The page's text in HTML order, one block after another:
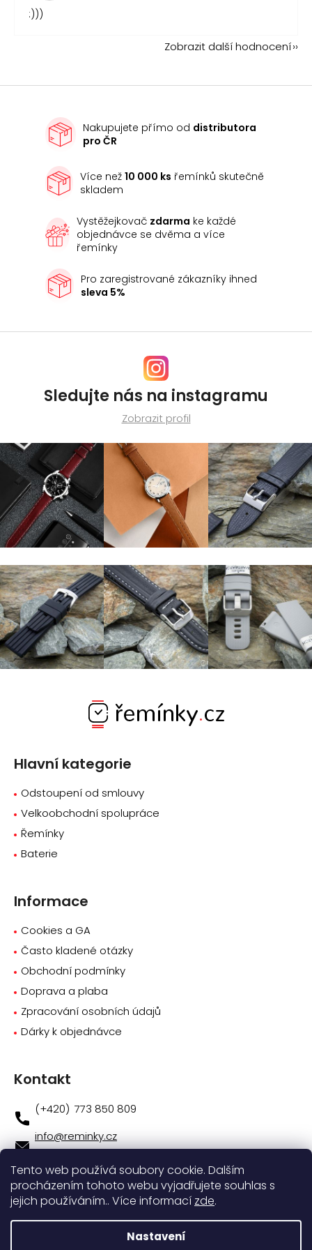
Tento web používá soubory cookie. Dalším
procházením tohoto webu vyjadřujete souhlas s
jejich používáním.. Více informací zde.
Nastavení
:)))
Zobrazit další hodnocení
Nakupujete přímo od distributora
pro ČR
Více než10 000 ks řemínků skutečně
skladem
Vystěžejkovač zdarma ke každé
objednávce se dvěma a více
řemínky
Pro zaregistrované zákazníky ihned
sleva 5%
Sledujte nás na instagramu
Zobrazit profil
Hlavní kategorie
Odstoupení od smlouvy
Velkoobchodní spolupráce
Řemínky
Baterie
Informace
Cookies a GA
Často kladené otázky
Obchodní podmínky
Doprava a plaba
Zpracování osobních údajů
Dárky k objednávce
Kontakt
info@reminky.cz
773 850 809
773 850 809
Novinky na facebooku
Instagram